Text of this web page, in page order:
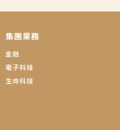
集團業務
金融
電子科技
生命科技